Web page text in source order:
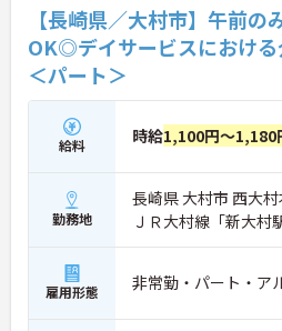
【長崎県／大村市】午前
OK◎デイサービスにおけ
＜パート＞
給料 時給1,100円～1,180
勤務地
長崎県 大村市 西大
ＪＲ大村線「新大村
雇用形態 非常勤・パート・ア